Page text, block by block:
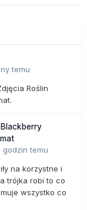
temu
Roślin
Blackberry
godzin temu
na korzystne i
trójka robi to co
wszystko co